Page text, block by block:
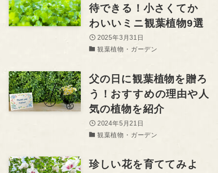
待できる！小さくてか
わいいミニ観葉植物9選
2025年3月31日
観葉植物・ガーデン
父の日に観葉植物を贈ろ
う！おすすめの理由や人
気の植物を紹介
2024年5月21日
観葉植物・ガーデン
珍しい花を育ててみよ